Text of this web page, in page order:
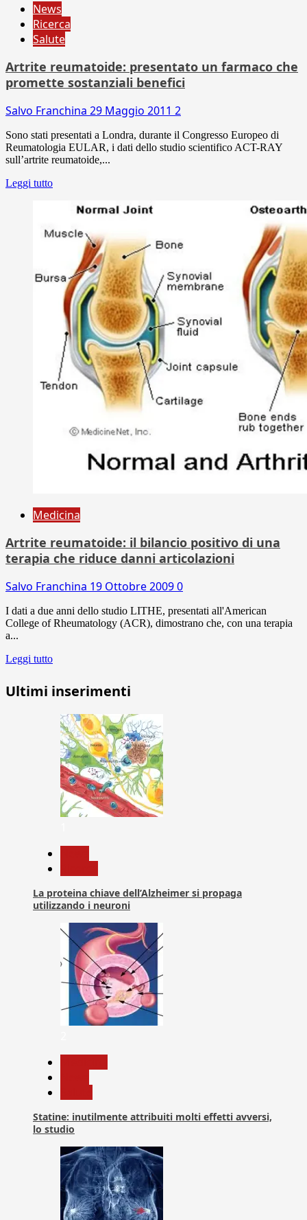
News
Ricerca
Salute
Artrite reumatoide: presentato un farmaco che
promette sostanziali benefici
Salvo Franchina 29 Maggio 2011 2
Sono stati presentati a Londra, durante il Congresso Europeo di
Reumatologia EULAR, i dati dello studio scientifico ACT-RAY
sull’artrite reumatoide,...
Leggi tutto
Medicina
Artrite reumatoide: il bilancio positivo di una
terapia che riduce danni articolazioni
Salvo Franchina 19 Ottobre 20090
I dati a due anni dello studio LITHE, presentati all'American
College of Rheumatology (ACR), dimostrano che, con una terapia
a...
Leggi tutto
Ultimi inserimenti
La proteina chiave dell’Alzheimer si propaga
utilizzando i neuroni
Statine: inutilmente attribuiti molti effetti avversi,
lo studio